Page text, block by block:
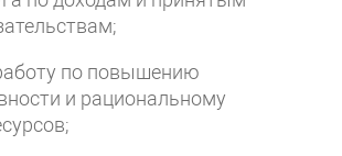
по повышению
и рациональному